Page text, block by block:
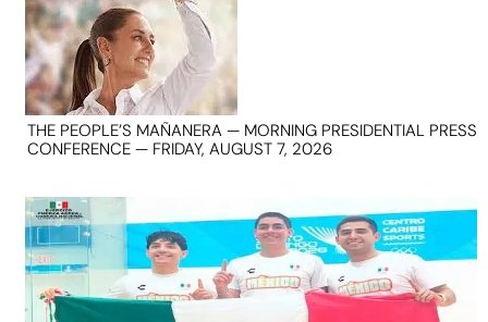
THE PEOPLE’S MAÑANERA — MORNING PRESIDENTIAL PRESS
CONFERENCE — FRIDAY, AUGUST 7, 2026